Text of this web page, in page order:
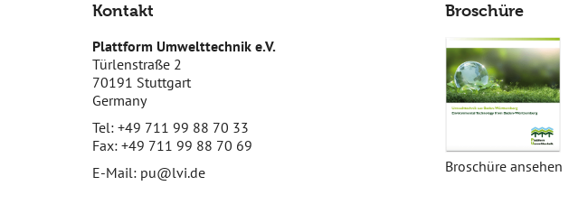
Kontakt
Plattform Umwelttechnik e.V.
Türlenstraße 2
70191 Stuttgart
Germany
Tel: +49 711 99 88 70 33
Fax: +49 711 99 88 70 69
E-Mail: pu@lvi.de
Broschüre
Broschüre ansehen